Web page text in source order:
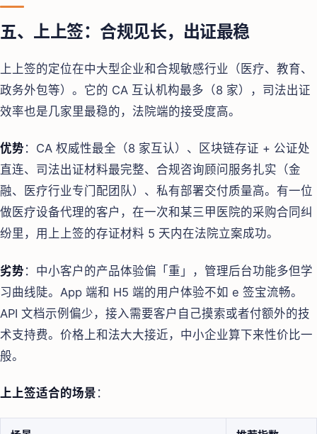
五、上上签：合规见长，出证最稳
上上签的定位在中大型企业和合规敏感行业（医疗、教育、
政务外包等）。它的 CA 互认机构最多（8 家），司法出证
效率也是几家里最稳的，法院端的接受度高。
优势 ：CA 权威性最全（8 家互认）、区块链存证 + 公证处
直连、司法出证材料最完整、合规咨询顾问服务扎实（金
融、医疗行业专门配团队）、私有部署交付质量高。有一位
做医疗设备代理的客户，在一次和某三甲医院的采购合同纠
纷里，用上上签的存证材料 5 天内在法院立案成功。
劣势 ：中小客户的产品体验偏「重」，管理后台功能多但学
习曲线陡。App 端和 H5 端的用户体验不如 e 签宝流畅。
API 文档示例偏少，接入需要客户自己摸索或者付额外的技
术支持费。价格上和法大大接近，中小企业算下来性价比一
般。
上上签适合的场景 ：